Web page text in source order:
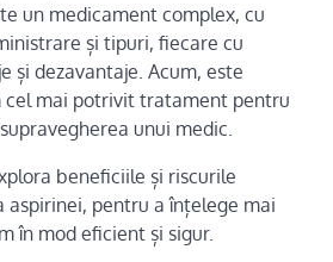
un medicament complex, cu
și tipuri, fiecare cu
și dezavantaje. Acum, este
cel mai potrivit tratament pentru
unui medic.
beneficiile și riscurile
aspirinei, pentru a înțelege mai
în mod eficient și sigur.